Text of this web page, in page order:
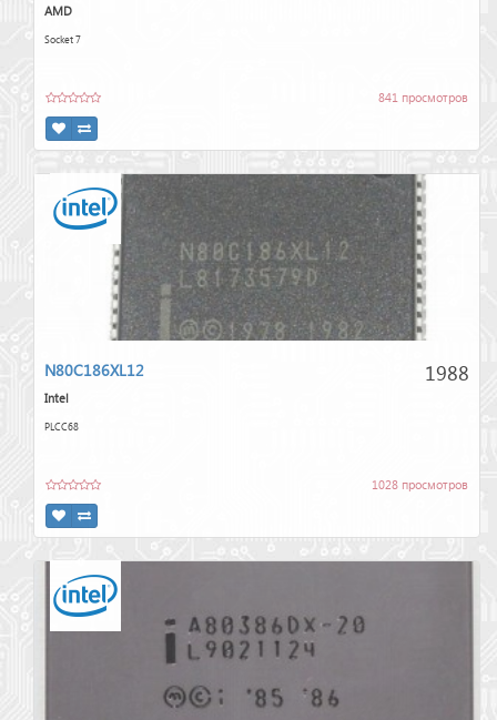
AMD
Socket 7
841 просмотров
1988
N80C186XL12
Intel
PLCC68
1028 просмотров